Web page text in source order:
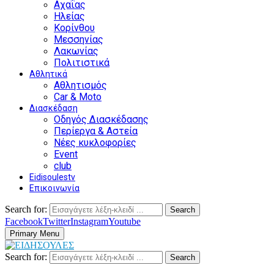
Αχαΐας
Ηλείας
Κορίνθου
Μεσσηνίας
Λακωνίας
Πολιτιστικά
Αθλητικά
Αθλητισμός
Car & Moto
Διασκέδαση
Οδηγός Διασκέδασης
Περίεργα & Αστεία
Νέες κυκλοφορίες
Event
club
Eidisoulestv
Επικοινωνία
Search for: Search
FacebookTwitterInstagramYoutube
Primary Menu
Search for: Search